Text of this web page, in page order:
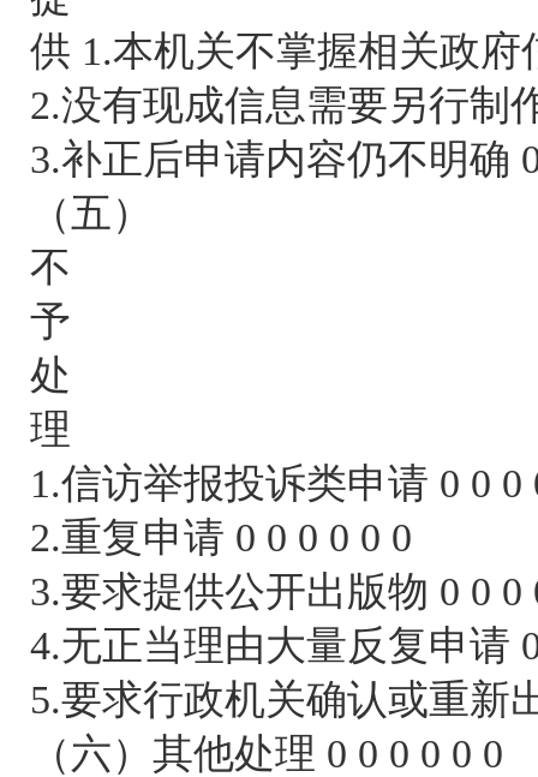
供 1.本机关不掌握相关政府
2.没有现成信息需要另行制
3.补正后申请内容仍不明确
（五）
不
予
处
理
1.信访举报投诉类申请 0 0 0
2.重复申请 0 0 0 0 0 0
3.要求提供公开出版物 0 0 0
4.无正当理由大量反复申请
5.要求行政机关确认或重新
（六）其他处理 0 0 0 0 0 0